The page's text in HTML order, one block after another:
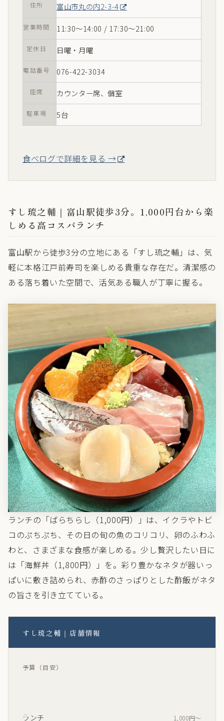
住所 富山市丸の内2-3-4
営業時間 11:30〜14:00 / 17:30〜21:00
定休日 日曜・月曜
電話番号 076-422-3034
座席 カウンター席、個室
駐車場 5台
食べログで詳細を見る →
すし琉之輔｜富山駅徒歩3分。1,000円台から楽
しめる高コスパランチ
富山駅から徒歩3分の立地にある「すし琉之輔」は、気
軽に本格江戸前寿司を楽しめる貴重な存在だ。清潔感の
ある落ち着いた空間で、活気ある職人が丁寧に握る。
ランチの「ばらちらし（1,000円）」は、イクラやトビ
コのぷちぷち、その日の旬の魚のコリコリ、卵のふわふ
わと、さまざまな食感が楽しめる。少し贅沢したい日に
は「海鮮丼（1,800円）」を。彩り豊かなネタが器いっ
ぱいに敷き詰められ、赤酢のさっぱりとした酢飯がネタ
の旨さを引き立てている。
すし琉之輔｜店舗情報
予算（目安）
ランチ 1,000円〜